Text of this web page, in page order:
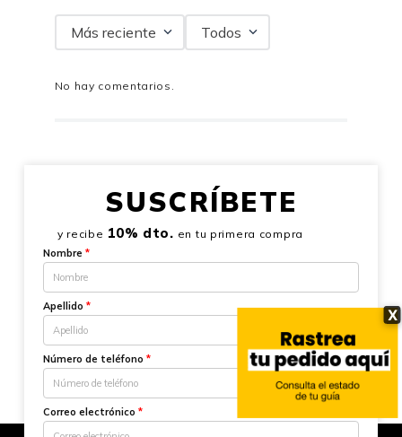
X
Más reciente Todos
No hay comentarios.
SUSCRÍBETE
y recibe 10% dto. en tu primera compra
Nombre *
Apellido *
Número de teléfono *
Correo electrónico *